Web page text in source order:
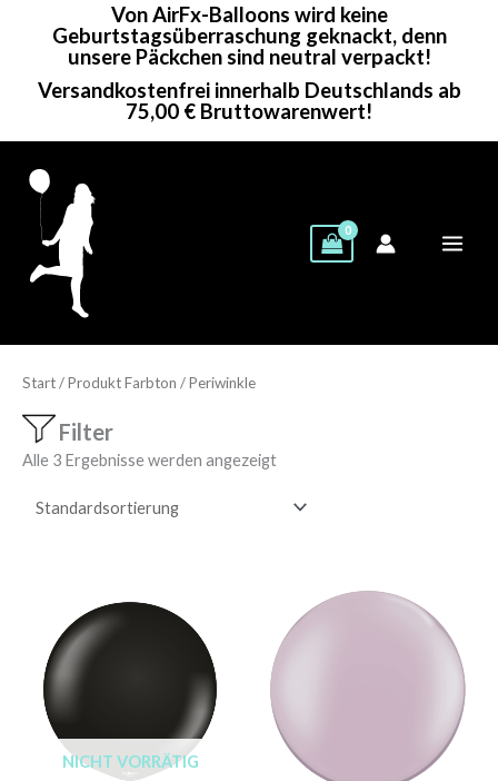
Von AirFx-Balloons wird keine
Geburtstagsüberraschung geknackt, denn
unsere Päckchen sind neutral verpackt!
Versandkostenfrei innerhalb Deutschlands ab
75,00 € Bruttowarenwert!
Start/ Produkt Farbton / Periwinkle
Filter
Alle 3 Ergebnisse werden angezeigt
NICHT VORRÄTIG